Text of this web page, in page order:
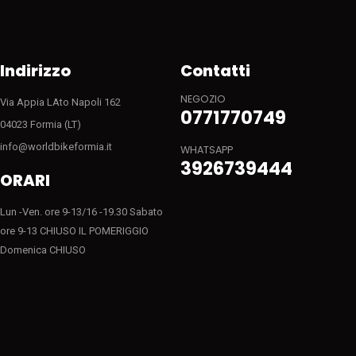
Indirizzo
Via Appia LAto Napoli 162
04023 Formia (LT)
info@worldbikeformia.it
ORARI
Lun -Ven. ore 9-13/16 -19.30 Sabato
ore 9-13 CHIUSO IL POMERIGGIO
Domenica CHIUSO
Contatti
NEGOZIO
0771770749
WHATSAPP
3926739444